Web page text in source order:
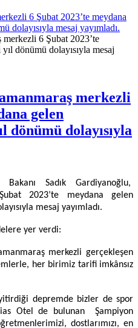
6 Şubat 2023’te meydana
dolayısıyla mesaj yayımladı.
merkezli
gelen
dolayısıyla
Sadık Gardiyanoğlu,
2023’te meydana gelen
mesaj yayımladı.
yer verdi:
merkezli gerçekleşen
her birimiz tarifi imkânsız
yitirdiği depremde bizler de spor
Otel de bulunan Şampiyon
dostlarımızı, en